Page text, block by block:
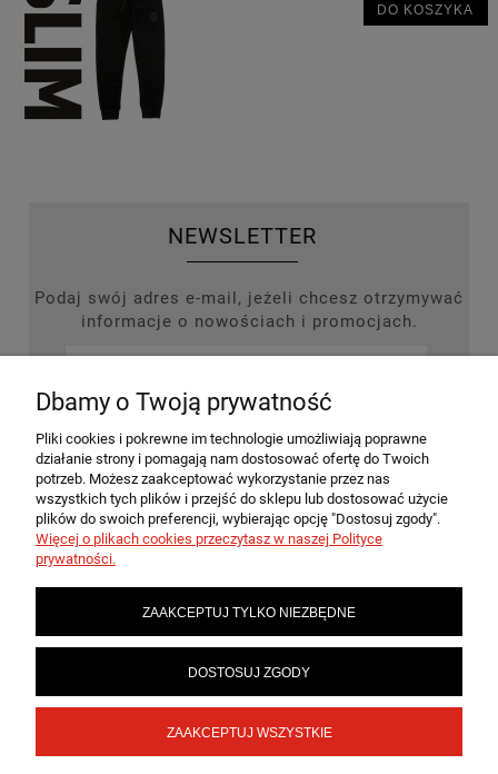
DO KOSZYKA
NEWSLETTER
Podaj swój adres e-mail, jeżeli chcesz otrzymywać
informacje o nowościach i promocjach.
ZAPISZ SIĘ
MOJE KONTO
INFORMACJE
SKLEPY
Dbamy o Twoją prywatność
Pliki cookies i pokrewne im technologie umożliwiają poprawne
działanie strony i pomagają nam dostosować ofertę do Twoich
potrzeb. Możesz zaakceptować wykorzystanie przez nas
wszystkich tych plików i przejść do sklepu lub dostosować użycie
plików do swoich preferencji, wybierając opcję "Dostosuj zgody".
Więcej o plikach cookies przeczytasz w naszej Polityce
prywatności.
ZAAKCEPTUJ TYLKO NIEZBĘDNE
DOSTOSUJ ZGODY
ZAAKCEPTUJ WSZYSTKIE